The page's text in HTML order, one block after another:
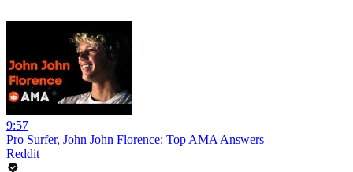
9:57
Pro Surfer, John John Florence: Top AMA Answers
Reddit